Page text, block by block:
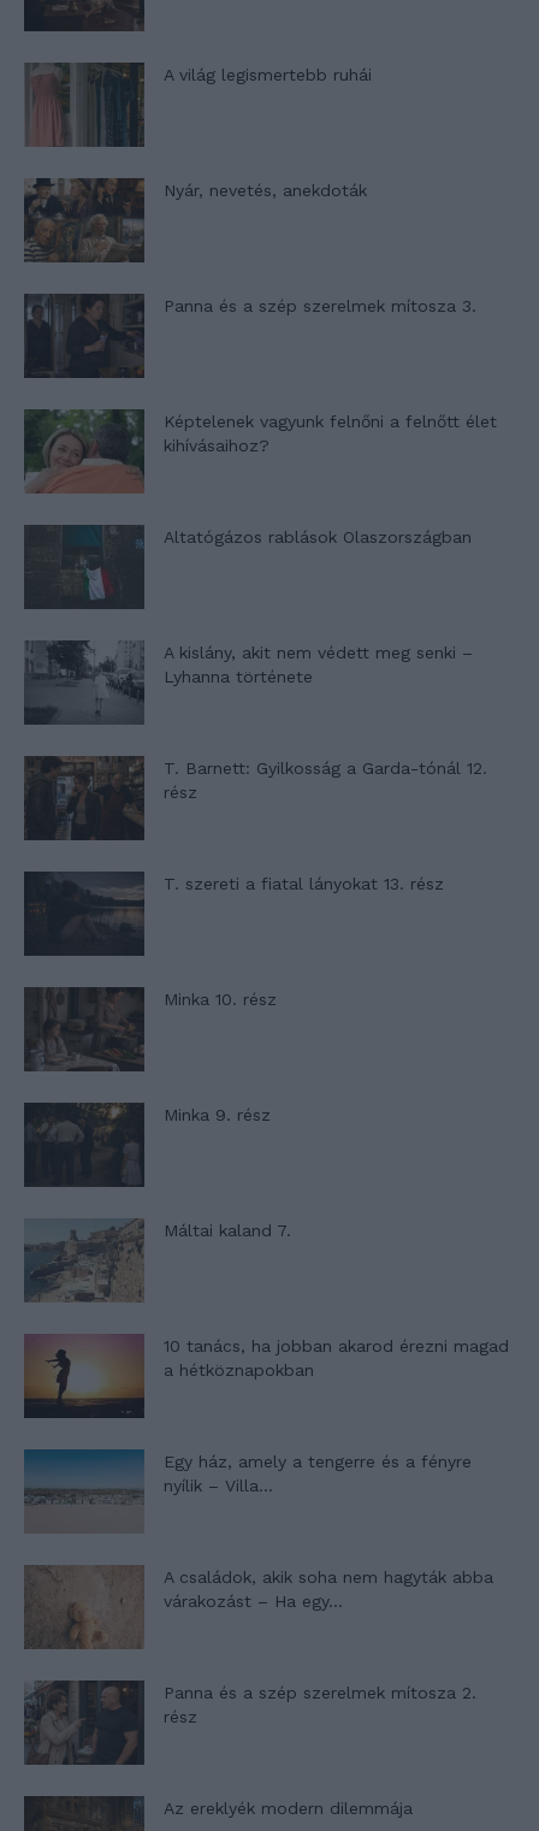
A világ legismertebb ruhái
Nyár, nevetés, anekdoták
Panna és a szép szerelmek mítosza 3.
Képtelenek vagyunk felnőni a felnőtt élet
kihívásaihoz?
Altatógázos rablások Olaszországban
A kislány, akit nem védett meg senki –
Lyhanna története
T. Barnett: Gyilkosság a Garda-tónál 12.
rész
T. szereti a fiatal lányokat 13. rész
Minka 10. rész
Minka 9. rész
Máltai kaland 7.
10 tanács, ha jobban akarod érezni magad
a hétköznapokban
Egy ház, amely a tengerre és a fényre
nyílik – Villa...
A családok, akik soha nem hagyták abba
várakozást – Ha egy...
Panna és a szép szerelmek mítosza 2.
rész
Az ereklyék modern dilemmája